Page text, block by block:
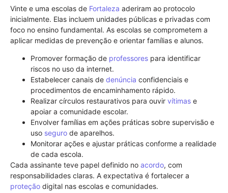
Vinte e uma escolas de Fortaleza aderiram ao protocolo
inicialmente. Elas incluem unidades públicas e privadas com
foco no ensino fundamental. As escolas se comprometem a
aplicar medidas de prevenção e orientar famílias e alunos.
Promover formação de professores para identificar
riscos no uso da internet.
Estabelecer canais de denúncia confidenciais e
procedimentos de encaminhamento rápido.
Realizar círculos restaurativos para ouvir vítimas e
apoiar a comunidade escolar.
Envolver famílias em ações práticas sobre supervisão e
uso seguro de aparelhos.
Monitorar ações e ajustar práticas conforme a realidade
de cada escola.
Cada assinante teve papel definido no acordo, com
responsabilidades claras. A expectativa é fortalecer a
proteção digital nas escolas e comunidades.